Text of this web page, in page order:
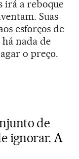
irá a reboque
Suas
esforços de
há nada de
o preço.
de
ignorar. A